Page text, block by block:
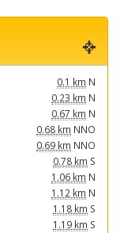
0.1 km N
0.23 km N
0.67 km N
0.68 km NNO
0.69 km NNO
0.78 km S
1.06 km N
1.12 km N
1.18 km S
1.19 km S